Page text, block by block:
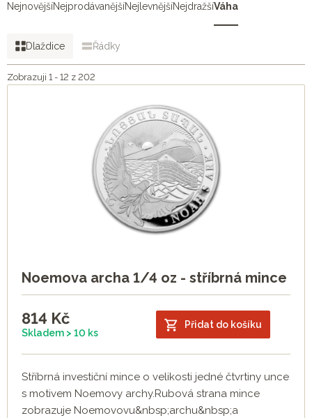
NejnovějšíNejprodávanějšíNejlevnějšíNejdražšíVáha
Dlaždice Řádky
Zobrazuji 1 - 12 z 202
Noemova archa 1/4 oz - stříbrná mince
814 Kč
Skladem > 10 ks
Přidat do košíku
Stříbrná investiční mince o velikosti jedné čtvrtiny unce
s motivem Noemovy archy.Rubová strana mince
zobrazuje Noemovovu&nbsp;archu&nbsp;a